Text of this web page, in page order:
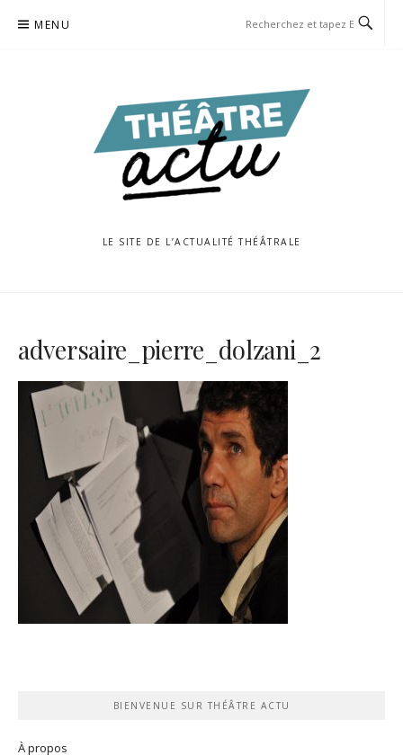
MENU
LE SITE DE L’ACTUALITÉ THÉÂTRALE
adversaire_pierre_dolzani_2
BIENVENUE SUR THÉÂTRE ACTU
À propos